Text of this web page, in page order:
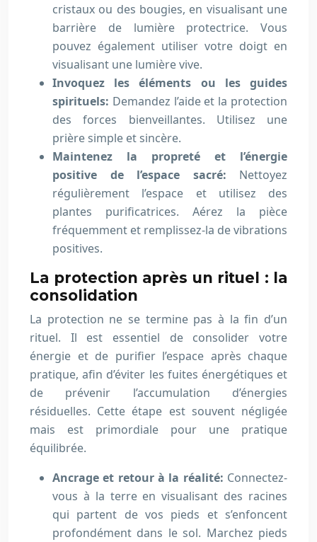
cristaux ou des bougies, en visualisant une
barrière de lumière protectrice. Vous
pouvez également utiliser votre doigt en
visualisant une lumière vive.
Invoquez les éléments ou les guides
spirituels: Demandez l’aide et la protection
des forces bienveillantes. Utilisez une
prière simple et sincère.
Maintenez la propreté et l’énergie
positive de l’espace sacré: Nettoyez
régulièrement l’espace et utilisez des
plantes purificatrices. Aérez la pièce
fréquemment et remplissez-la de vibrations
positives.
La protection après un rituel : la
consolidation
La protection ne se termine pas à la fin d’un
rituel. Il est essentiel de consolider votre
énergie et de purifier l’espace après chaque
pratique, afin d’éviter les fuites énergétiques et
de prévenir l’accumulation d’énergies
résiduelles. Cette étape est souvent négligée
mais est primordiale pour une pratique
équilibrée.
Ancrage et retour à la réalité: Connectez-
vous à la terre en visualisant des racines
qui partent de vos pieds et s’enfoncent
profondément dans le sol. Marchez pieds